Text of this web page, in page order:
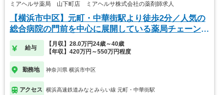
ミアヘルサ薬局 山下町店 ミアヘルサ株式会社の薬剤師求人
【横浜市中区】元町・中華街駅より徒歩2分／人気の
総合病院の門前を中心に展開している薬局チェーンで
す！
給与
【月収】28.0万円24歳～40歳
【年収】420万円～550万円程度
勤務地 神奈川県 横浜市中区
アクセス 横浜高速鉄道みなとみらい線 元町・中華街駅